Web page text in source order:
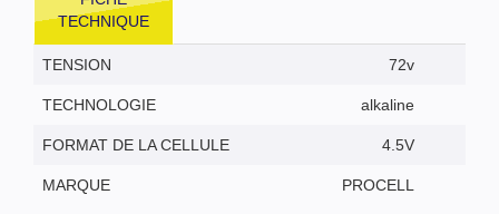
TECHNIQUE
TENSION 72v
TECHNOLOGIE alkaline
FORMAT DE LA CELLULE 4.5V
MARQUE PROCELL